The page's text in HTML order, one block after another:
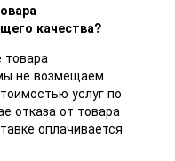
качества?
товара
не возмещаем
услуг по
отказа от товара
оплачивается